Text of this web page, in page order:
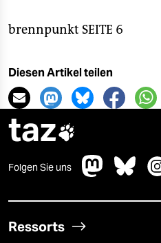
brennpunkt SEITE 6
Diesen Artikel teilen
taz
Folgen Sie uns
Ressorts